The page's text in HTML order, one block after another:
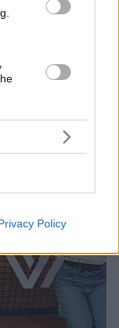
Policy